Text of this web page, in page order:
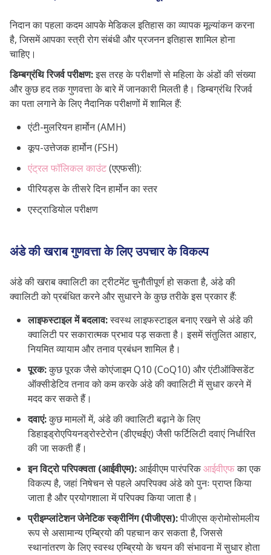
निदान का पहला कदम आपके मेडिकल इतिहास का व्यापक मूल्यांकन करना
है, जिसमें आपका स्त्री रोग संबंधी और प्रजनन इतिहास शामिल होना
चाहिए।
डिम्बग्रंथि रिजर्व परीक्षण:इस तरह के परीक्षणों से महिला के अंडों की संख्या
और कुछ हद तक गुणवत्ता के बारे में जानकारी मिलती है। डिम्बग्रंथि रिजर्व
का पता लगाने के लिए नैदानिक ​​​​परीक्षणों में शामिल हैं:
एंटी-मुलरियन हार्मोन (AMH)
कूप-उत्तेजक हार्मोन (FSH)
एंट्रल फॉलिकल काउंट(एएफसी):
पीरियड्स के तीसरे दिन हार्मोन का स्तर
एस्ट्राडियोल परीक्षण
अंडे की खराब गुणवत्ता के लिए उपचार के विकल्प
अंडे की खराब क्वालिटी का ट्रीटमेंट चुनौतीपूर्ण हो सकता है, अंडे की
क्वालिटी को प्रबंधित करने और सुधारने के कुछ तरीके इस प्रकार हैं:
लाइफस्टाइल में बदलाव:स्वस्थ लाइफस्टाइल बनाए रखने से अंडे की
क्वालिटी पर सकारात्मक प्रभाव पड़ सकता है। इसमें संतुलित आहार,
नियमित व्यायाम और तनाव प्रबंधन शामिल है।
पूरक:कुछ पूरक जैसे कोएंजाइम Q10 (CoQ10) और एंटीऑक्सिडेंट
ऑक्सीडेटिव तनाव को कम करके अंडे की क्वालिटी में सुधार करने में
मदद कर सकते हैं।
दवाएं:कुछ मामलों में, अंडे की क्वालिटी बढ़ाने के लिए
डिहाइड्रोएपियनड्रोस्टेरोन (डीएचईए) जैसी फर्टिलिटी दवाएं निर्धारित
की जा सकती हैं।
इन विट्रो परिपक्वता (आईवीएम):आईवीएम पारंपरिकआईवीएफका एक
विकल्प है, जहां निषेचन से पहले अपरिपक्व अंडे को पुनः प्राप्त किया
जाता है और प्रयोगशाला में परिपक्व किया जाता है।
प्रीइम्प्लांटेशन जेनेटिक स्क्रीनिंग (पीजीएस):पीजीएस क्रोमोसोमलीय
रूप से असामान्य एम्ब्रियो की पहचान कर सकता है, जिससे
स्थानांतरण के लिए स्वस्थ एम्ब्रियो के चयन की संभावना में सुधार होता